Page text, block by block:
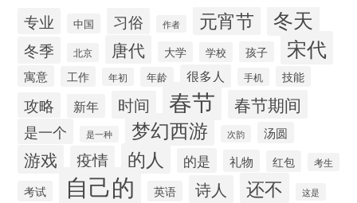
专业 中国 习俗 作者 元宵节 冬天
冬季 北京 唐代 大学 学校 孩子 宋代
寓意 工作 年初 年龄 很多人 手机 技能
攻略 新年 时间 春节 春节期间
是一个 是一种 梦幻西游 次韵 汤圆
游戏 疫情 的人 的是 礼物 红包 考生
考试 自己的 英语 诗人 还不 这是